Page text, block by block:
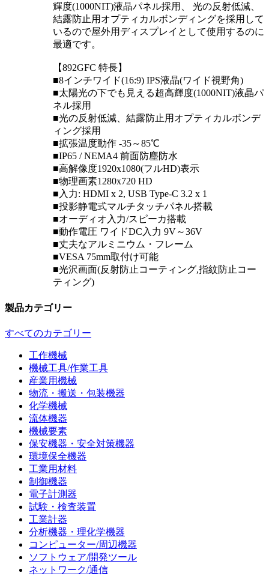
輝度(1000NIT)液晶パネル採用、 光の反射低減、
結露防止用オプティカルボンディングを採用して
いるので屋外用ディスプレイとして使用するのに
最適です。
【892GFC 特長】
■8インチワイド(16:9) IPS液晶(ワイド視野角)
■太陽光の下でも見える超高輝度(1000NIT)液晶パ
ネル採用
■光の反射低減、結露防止用オプティカルボンデ
ィング採用
■拡張温度動作 -35～85℃
■IP65 / NEMA4 前面防塵防水
■高解像度1920x1080(フルHD)表示
■物理画素1280x720 HD
■入力: HDMI x 2, USB Type-C 3.2 x 1
■投影静電式マルチタッチパネル搭載
■オーディオ入力/スピーカ搭載
■動作電圧 ワイドDC入力 9V～36V
■丈夫なアルミニウム・フレーム
■VESA 75mm取付け可能
■光沢画面(反射防止コーティング,指紋防止コー
ティング)
製品カテゴリー
すべてのカテゴリー
工作機械
機械工具/作業工具
産業用機械
物流・搬送・包装機器
化学機械
流体機器
機械要素
保安機器・安全対策機器
環境保全機器
工業用材料
制御機器
電子計測器
試験・検査装置
工業計器
分析機器・理化学機器
コンピューター/周辺機器
ソフトウェア/開発ツール
ネットワーク/通信